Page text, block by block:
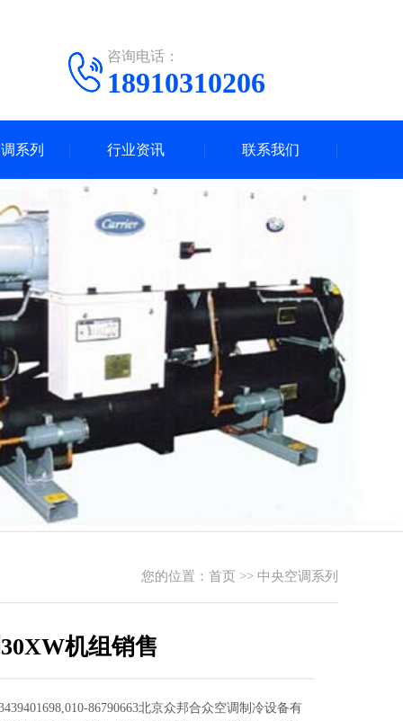
咨询电话：
18910310206
系列 行业资讯 联系我们
您的位置： 首页 >> 中央空调系列
机组销售
86790663北京众邦合众空调制冷设备有